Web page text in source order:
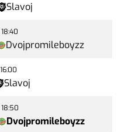
Slavoj
Dvojpromileboyzz
Slavoj
Dvojpromileboyzz